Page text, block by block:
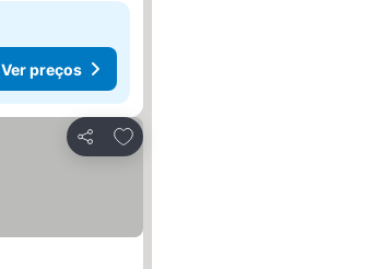
Ver preços
Partilhar
Adicionar aos favoritos